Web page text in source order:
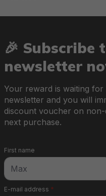
🎉 Subscribe
newsletter
Your reward is waiting
newsletter and you will
discount voucher on
next purchase.
E-mail address *
First name